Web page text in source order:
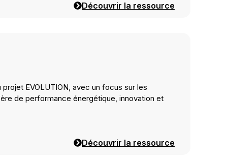
Découvrir la ressource
EVOLUTION, avec un focus sur les
de performance énergétique, innovation et
Découvrir la ressource